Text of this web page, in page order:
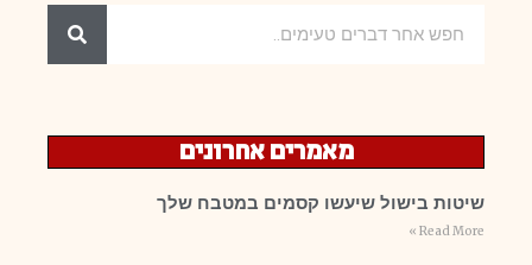
מאמרים אחרונים
שיטות בישול שיעשו קסמים במטבח שלך
Read More »